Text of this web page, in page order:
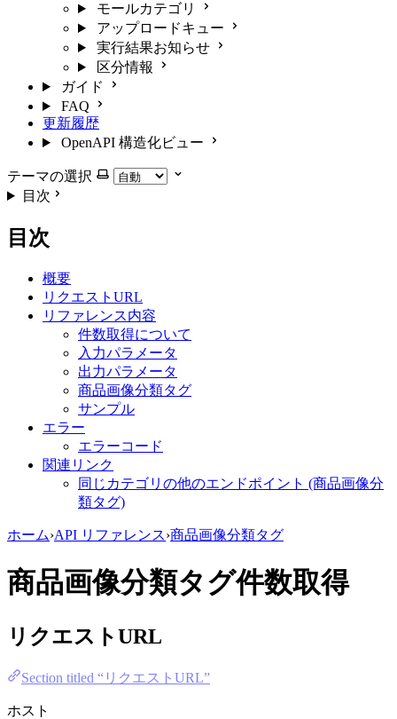
モールカテゴリ
アップロードキュー
実行結果お知らせ
区分情報
ガイド
FAQ
更新履歴
OpenAPI 構造化ビュー
テーマの選択
目次
目次
概要
リクエストURL
リファレンス内容
件数取得について
入力パラメータ
出力パラメータ
商品画像分類タグ
サンプル
エラー
エラーコード
関連リンク
同じカテゴリの他のエンドポイント (商品画像分
類タグ)
ホーム›API リファレンス›商品画像分類タグ
商品画像分類タグ件数取得
リクエストURL
Section titled “リクエストURL”
ホスト